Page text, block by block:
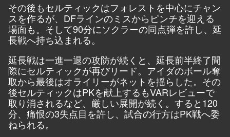
その後もセルティックはフォレストを中心にチャン
スを作るが、DFラインのミスからピンチを迎える
場面も。そして90分にソクラーの同点弾を許し、延
長戦へ持ち込まれる。
延長戦は一進一退の攻防が続くと、延長前半終了間
際にセルティックが再びリード。アイダのボール奪
取から最後はオライリーがネットを揺らした。その
後セルティックはPKを献上するもVARレビューで
取り消されるなど、厳しい展開が続く。すると120
分、痛恨の3失点目を許し、試合の行方はPK戦へ委
ねられる。